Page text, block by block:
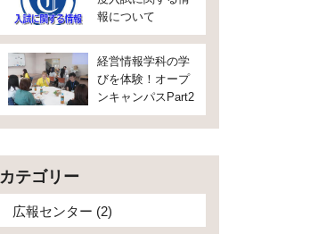
報について
経営情報学科の学
びを体験！オープ
ンキャンパスPart2
カテゴリー
広報センター (2)